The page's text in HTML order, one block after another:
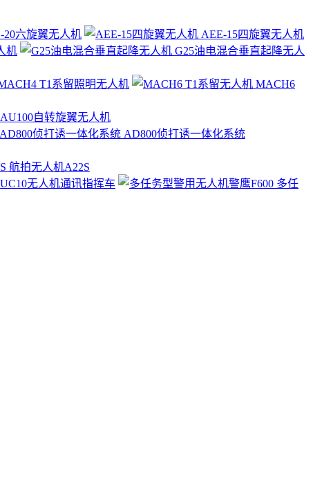
20六旋翼无人机
AEE-15四旋翼无人机
机
G25油电混合垂直起降无人
T1系留照明无人机
MACH6
AU100自转旋翼无人机
AD800侦打诱一体化系统
航拍无人机A22S
UC10无人机通讯指挥车
多任